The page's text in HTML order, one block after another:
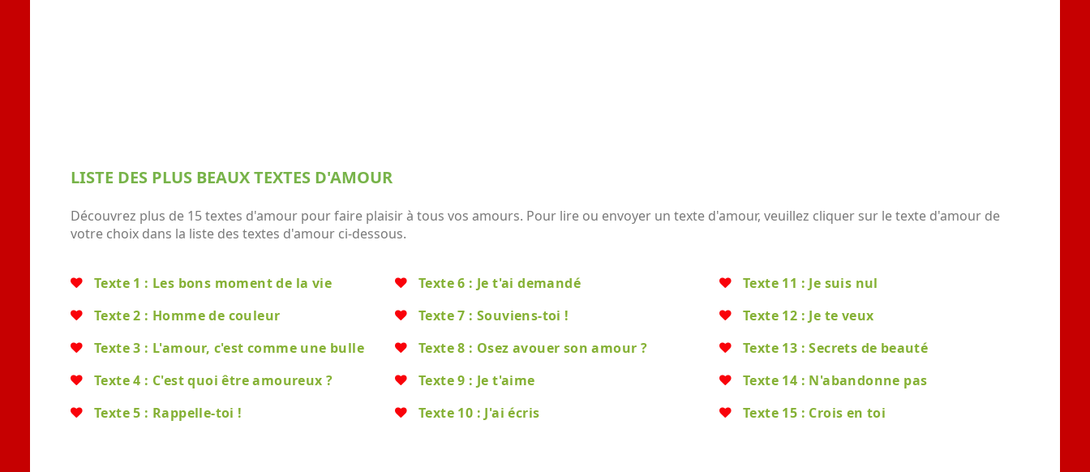
LISTE DES PLUS BEAUX TEXTES D'AMOUR
Découvrez plus de 15 textes d'amour pour faire plaisir à tous vos amours. Pour lire ou envoyer un texte d'amour, veuillez cliquer sur le texte d'amour de
votre choix dans la liste des textes d'amour ci-dessous.
Texte 1 : Les bons moment de la vie
Texte 2 : Homme de couleur
Texte 3 : L'amour, c'est comme une bulle
Texte 4 : C'est quoi être amoureux ?
Texte 5 : Rappelle-toi !
Texte 6 : Je t'ai demandé
Texte 7 : Souviens-toi !
Texte 8 : Osez avouer son amour ?
Texte 9 : Je t'aime
Texte 10 : J'ai écris
Texte 11 : Je suis nul
Texte 12 : Je te veux
Texte 13 : Secrets de beauté
Texte 14 : N'abandonne pas
Texte 15 : Crois en toi